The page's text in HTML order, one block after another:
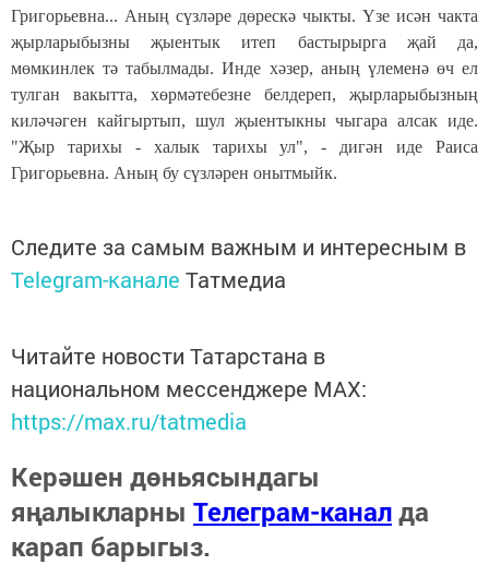
Григорьевна... Аның сүзләре дөрескә чыкты. Үзе исән чакта
җырларыбызны җыентык итеп бастырырга җай да,
мөмкинлек тә табылмады. Инде хәзер, аның үлеменә өч ел
тулган вакытта, хөрмәтебезне белдереп, җырларыбызның
киләчәген кайгыртып, шул җыентыкны чыгара алсак иде.
"Җыр тарихы - халык тарихы ул", - дигән иде Раиса
Григорьевна. Аның бу сүзләрен онытмыйк.
Следите за самым важным и интересным в
Telegram-канале Татмедиа
Читайте новости Татарстана в
национальном мессенджере MАХ:
https://max.ru/tatmedia
Керәшен дөньясындагы
яңалыкларны Телеграм-каналда
карап барыгыз.